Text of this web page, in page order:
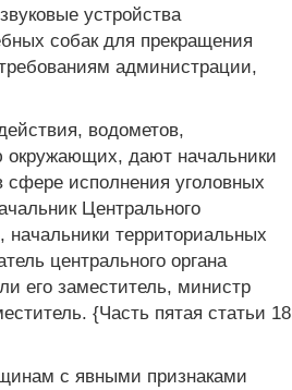
устройства
собак для прекращения
администрации,
водометов,
окружающих, дают начальники
сфере исполнения уголовных
Центрального
территориальных
центрального органа
его заместитель, министр
{Часть пятая статьи 18
с явными признаками